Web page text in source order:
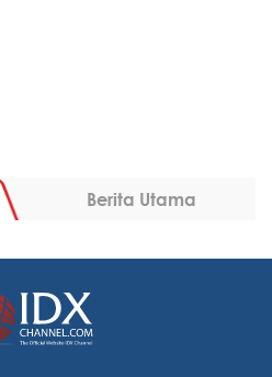
Berita Utama